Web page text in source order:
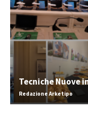
Tecniche Nuove
Redazione Arketipo